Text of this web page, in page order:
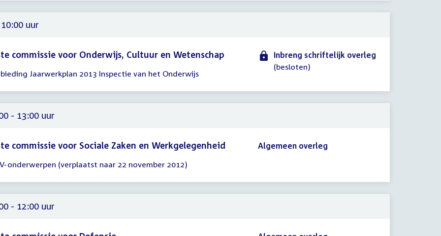
uur
commissie voor Onderwijs, Cultuur en Wetenschap
Jaarwerkplan 2013 Inspectie van het Onderwijs
Inbreng schriftelijk overleg
(besloten)
- 13:00 uur
commissie voor Sociale Zaken en Werkgelegenheid
onderwerpen (verplaatst naar 22 november 2012)
Algemeen overleg
- 12:00 uur